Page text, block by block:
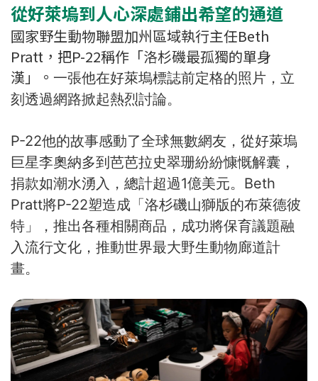
從好萊塢到人心深處鋪出希望的通道
國家野生動物聯盟加州區域執行主任Beth
Pratt，把P-22稱作「洛杉磯最孤獨的單身
漢」。 一張他在好萊塢標誌前定格的照片，立
刻透過網路掀起熱烈討論。
P-22他的故事感動了全球無數網友，從好萊塢
巨星李奧納多到芭芭拉史翠珊紛紛慷慨解囊，
捐款如潮水湧入，總計超過1億美元。Beth
Pratt將P-22塑造成「洛杉磯山獅版的布萊德彼
特」，推出各種相關商品，成功將保育議題融
入流行文化，推動世界最大野生動物廊道計
畫。